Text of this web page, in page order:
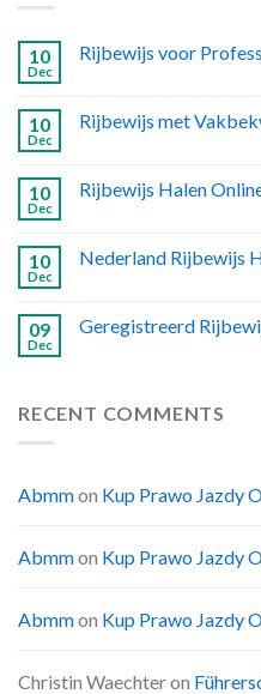
10
Dec
Rijbewijs voor
10
Dec
Rijbewijs met
10
Dec
Rijbewijs Halen
10
Dec
Nederland Rijbewijs
09
Dec
Geregistreerd
RECENT COMMENTS
Abmmon Kup Prawo Jazdy
Abmmon Kup Prawo Jazdy
Abmmon Kup Prawo Jazdy
Christin Waechteron